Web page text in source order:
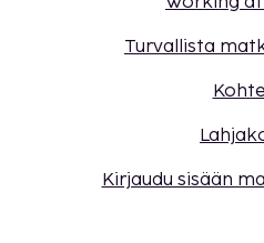
Turvallista
Kirjaudu sisään